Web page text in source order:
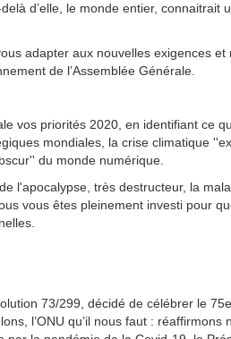
d’elle, le monde entier, connaitrait
adapter aux nouvelles exigences et
de l’Assemblée Générale.
vos priorités 2020, en identifiant ce
mondiales, la crise climatique
du monde numérique.
l'apocalypse, très destructeur, la
vous êtes pleinement investi pour
73/299, décidé de célébrer le
l’ONU qu’il nous faut : réaffirmons